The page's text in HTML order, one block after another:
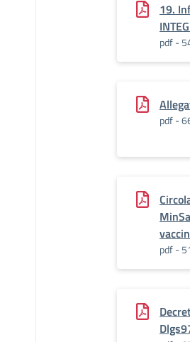
19.
pdf -
pdf -
pdf -